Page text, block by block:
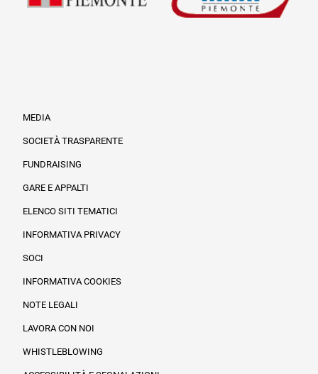
MEDIA
SOCIETÀ TRASPARENTE
FUNDRAISING
GARE E APPALTI
ELENCO SITI TEMATICI
INFORMATIVA PRIVACY
SOCI
INFORMATIVA COOKIES
NOTE LEGALI
LAVORA CON NOI
WHISTLEBLOWING